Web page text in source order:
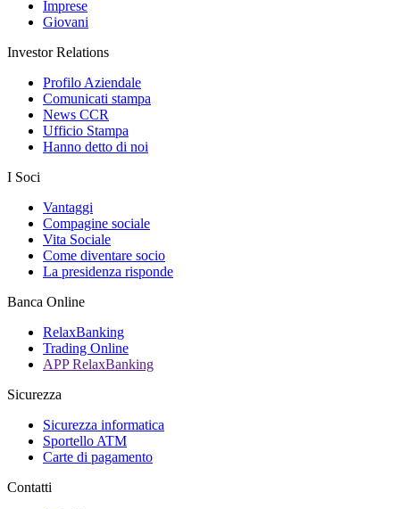
Imprese
Giovani
Investor Relations
Profilo Aziendale
Comunicati stampa
News CCR
Ufficio Stampa
Hanno detto di noi
I Soci
Vantaggi
Compagine sociale
Vita Sociale
Come diventare socio
La presidenza risponde
Banca Online
RelaxBanking
Trading Online
APP RelaxBanking
Sicurezza
Sicurezza informatica
Sportello ATM
Carte di pagamento
Contatti